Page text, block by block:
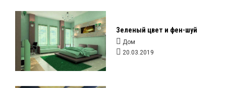
Зеленый цвет и фен-шуй
Дом
20.03.2019